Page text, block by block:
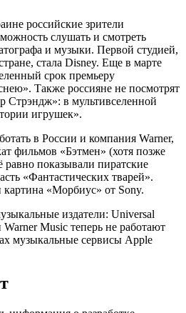
российские зрители
слушать и смотреть
и музыки. Первой студией,
стала Disney. Еще в марте
срок премьеру
Также россияне не посмотрят
Стрэндж»: в мультивселенной
игрушек».
в России и компания Warner,
фильмов «Бэтмен» (хотя позже
равно показывали пиратские
«Фантастических тварей».
«Морбиус» от Sony.
издатели: Universal
Music теперь не работают
музыкальные сервисы Apple